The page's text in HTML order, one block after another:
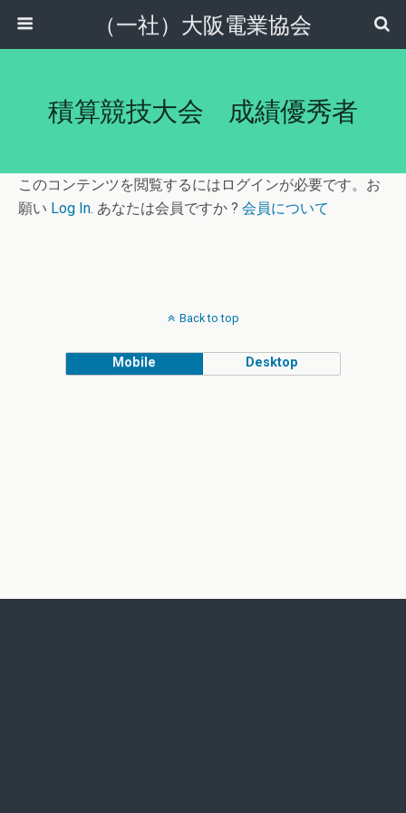
（一社）大阪電業協会
積算競技大会 成績優秀者
このコンテンツを閲覧するにはログインが必要です。お
願い Log In. あなたは会員ですか ? 会員について
Back to top
Mobile Desktop